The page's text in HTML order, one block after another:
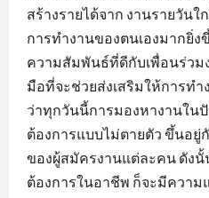
สร้างรายได้จาก งานรายวัน
การทำงานของตนเองมากยิ่ง
ความสัมพันธ์ที่ดีกับเพื่อนร่วม
มือที่จะช่วยส่งเสริมให้การท
ว่าทุกวันนี้การมองหางานใน
ต้องการแบบไม่ตายตัว ขึ้นอ
ของผู้สมัครงานแต่ละคน ดัง
ต้องการในอาชีพ ก็จะมีความ